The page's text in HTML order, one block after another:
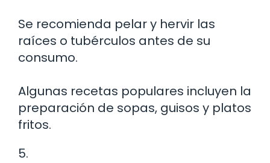
Se recomienda pelar y hervir las
raíces o tubérculos antes de su
consumo.
Algunas recetas populares incluyen la
preparación de sopas, guisos y platos
fritos.
5.